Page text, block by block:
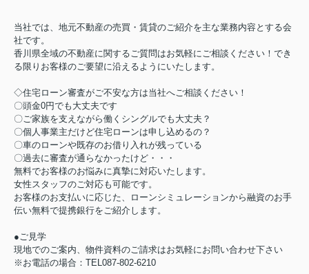
当社では、地元不動産の売買・賃貸のご紹介を主な業務内容とする会
社です。
香川県全域の不動産に関するご質問はお気軽にご相談ください！でき
る限りお客様のご要望に沿えるようにいたします。
◇住宅ローン審査がご不安な方は当社へご相談ください！
〇頭金0円でも大丈夫です
〇ご家族を支えながら働くシングルでも大丈夫？
〇個人事業主だけど住宅ローンは申し込めるの？
〇車のローンや既存のお借り入れが残っている
〇過去に審査が通らなかったけど・・・
無料でお客様のお悩みに真摯に対応いたします。
女性スタッフのご対応も可能です。
お客様のお支払いに応じた、ローンシミュレーションから融資のお手
伝い無料で提携銀行をご紹介します。
●ご見学
現地でのご案内、物件資料のご請求はお気軽にお問い合わせ下さい
※お電話の場合：TEL087-802-6210